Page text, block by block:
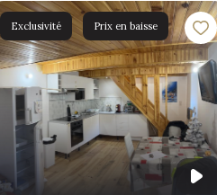
Exclusivité Prix en baisse